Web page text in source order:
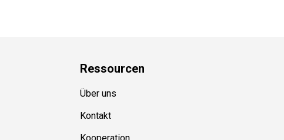
Ressourcen
Über uns
Kontakt
Kooperation